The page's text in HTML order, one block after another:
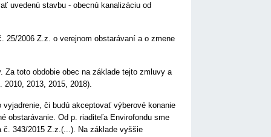
uvedenú stavbu - obecnú kanalizáciu od
25/2006 Z.z. o verejnom obstarávaní a o zmene
Za toto obdobie obec na základe tejto zmluvy a
2013, 2015, 2018).
či budú akceptovať výberové konanie
obstarávanie. Od p. riaditeľa Envirofondu sme
č. 343/2015 Z.z.(...). Na základe vyššie